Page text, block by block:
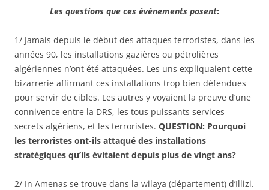
Les questions que ces événements posent:
1/ Jamais depuis le début des attaques terroristes, dans les
années 90, les installations gazières ou pétrolières
algériennes n’ont été attaquées. Les uns expliquaient cette
bizarrerie affirmant ces installations trop bien défendues
pour servir de cibles. Les autres y voyaient la preuve d’une
connivence entre la DRS, les tous puissants services
secrets algériens, et les terroristes. QUESTION: Pourquoi
les terroristes ont-ils attaqué des installations
stratégiques qu’ils évitaient depuis plus de vingt ans?
2/ In Amenas se trouve dans la wilaya (département) d’Illizi.